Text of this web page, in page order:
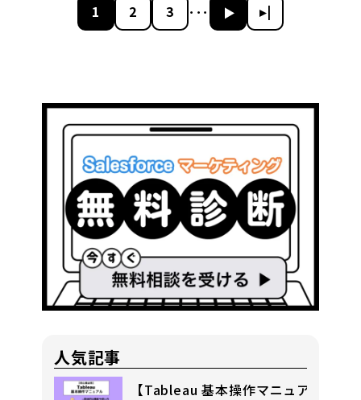
1 2 3 ･･･ ▸ ▸|
人気記事
【Tableau 基本操作マニュア